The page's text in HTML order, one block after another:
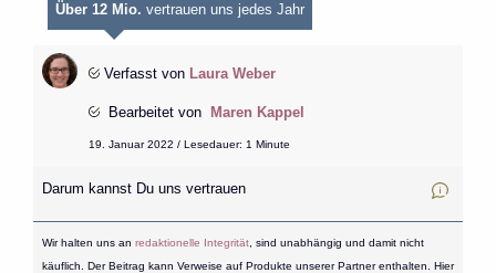
Über 12 Mio. vertrauen uns jedes Jahr
Verfasst von Laura Weber
Bearbeitet von Maren Kappel
19. Januar 2022 / Lesedauer: 1 Minute
Darum kannst Du uns vertrauen
Wir halten uns an redaktionelle Integrität, sind unabhängig und damit nicht
käuflich. Der Beitrag kann Verweise auf Produkte unserer Partner enthalten. Hier